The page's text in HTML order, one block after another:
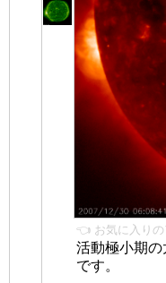
👈 お気に入りの
活動極小期
です。